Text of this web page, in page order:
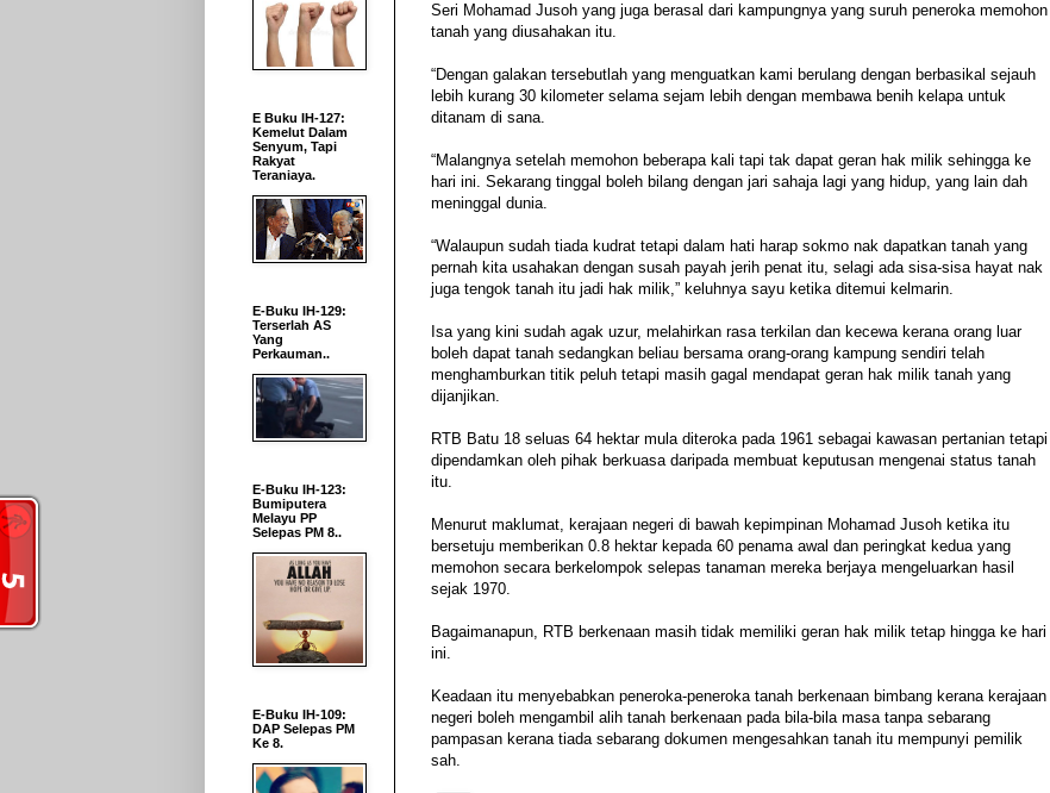
Seri Mohamad Jusoh yang juga berasal dari kampungnya yang suruh peneroka memohon
tanah yang diusahakan itu.
“Dengan galakan tersebutlah yang menguatkan kami berulang dengan berbasikal sejauh
lebih kurang 30 kilometer selama sejam lebih dengan membawa benih kelapa untuk
ditanam di sana.
“Malangnya setelah memohon beberapa kali tapi tak dapat geran hak milik sehingga ke
hari ini. Sekarang tinggal boleh bilang dengan jari sahaja lagi yang hidup, yang lain dah
meninggal dunia.
“Walaupun sudah tiada kudrat tetapi dalam hati harap sokmo nak dapatkan tanah yang
pernah kita usahakan dengan susah payah jerih penat itu, selagi ada sisa-sisa hayat nak
juga tengok tanah itu jadi hak milik,” keluhnya sayu ketika ditemui kelmarin.
Isa yang kini sudah agak uzur, melahirkan rasa terkilan dan kecewa kerana orang luar
boleh dapat tanah sedangkan beliau bersama orang-orang kampung sendiri telah
menghamburkan titik peluh tetapi masih gagal mendapat geran hak milik tanah yang
dijanjikan.
RTB Batu 18 seluas 64 hektar mula diteroka pada 1961 sebagai kawasan pertanian tetapi
dipendamkan oleh pihak berkuasa daripada membuat keputusan mengenai status tanah
itu.
Menurut maklumat, kerajaan negeri di bawah kepimpinan Mohamad Jusoh ketika itu
bersetuju memberikan 0.8 hektar kepada 60 penama awal dan peringkat kedua yang
memohon secara berkelompok selepas tanaman mereka berjaya mengeluarkan hasil
sejak 1970.
Bagaimanapun, RTB berkenaan masih tidak memiliki geran hak milik tetap hingga ke hari
ini.
Keadaan itu menyebabkan peneroka-peneroka tanah berkenaan bimbang kerana kerajaan
negeri boleh mengambil alih tanah berkenaan pada bila-bila masa tanpa sebarang
pampasan kerana tiada sebarang dokumen mengesahkan tanah itu mempunyi pemilik
sah.
E Buku IH-127:
Kemelut Dalam
Senyum, Tapi
Rakyat
Teraniaya.
E-Buku IH-129:
Terserlah AS
Yang
Perkauman..
E-Buku IH-123:
Bumiputera
Melayu PP
Selepas PM 8..
E-Buku IH-109:
DAP Selepas PM
Ke 8.